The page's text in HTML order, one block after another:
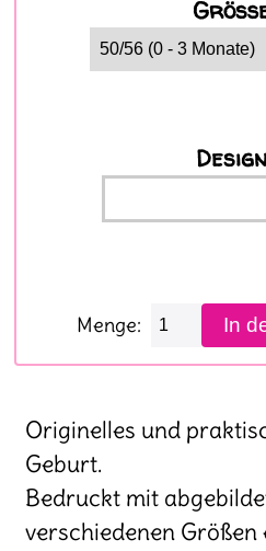
Design
Menge:
Originelles und
Geburt.
Bedruckt mit
verschiedenen Größen